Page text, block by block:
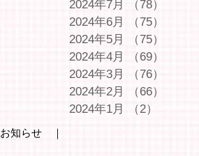
2024年7月 （78）
2024年6月
（75）
2024年5月
（75）
2024年4月
（69）
2024年3月
（76）
2024年2月
（66）
2024年1月
（2）
お知らせ ｜